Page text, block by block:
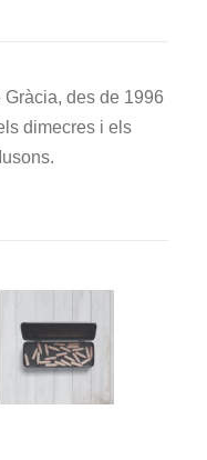
des de 1996
dimecres i els